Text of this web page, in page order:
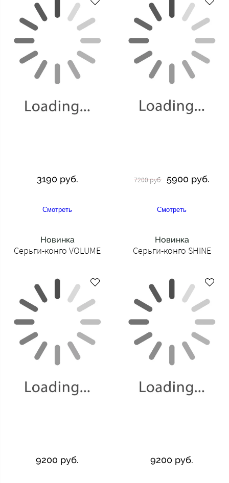
3190 руб.
Смотреть
7200 руб. 5900 руб.
Смотреть
Новинка
Серьги-конго VOLUME
9200 руб.
Новинка
Серьги-конго SHINE
9200 руб.